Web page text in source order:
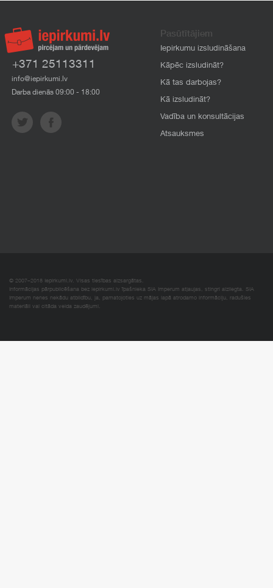
+371 25113311
info@iepirkumi.lv
Darba dienās 09:00 - 18:00
Pasūtītājiem
Iepirkumu izsludināšana
Kāpēc izsludināt?
Kā tas darbojas?
Kā izsludināt?
Vadība un konsultācijas
Atsauksmes
© 2007–2018 Iepirkumi.lv. Visas tiesības aizsargātas.
Informācijas pārpublicēšana bez iepirkumi.lv īpašnieka SIA Imperum atļaujas, stingri aizliegta. SIA
Imperum nenes nekādu atbildību, ja, pamatojoties uz mājas lapā atrodamo informāciju, radušies
materiāli vai citāda veida zaudējumi.